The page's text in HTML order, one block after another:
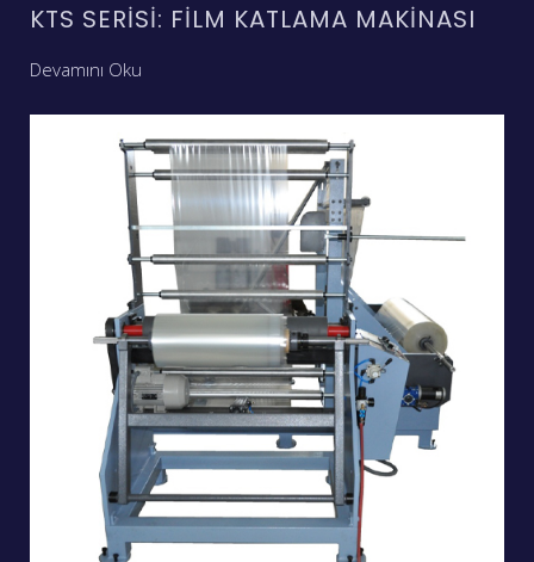
KTS SERISI: FILM KATLAMA MAKINASI
Devamını Oku